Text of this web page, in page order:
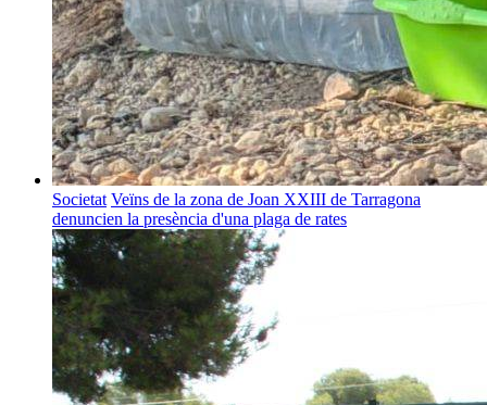
Societat Veïns de la zona de Joan XXIII de Tarragona
denuncien la presència d'una plaga de rates